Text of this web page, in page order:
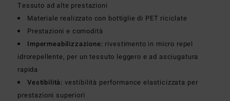
Tessuto ad alte prestazioni
Materiale realizzato con bottiglie di PET riciclate
Prestazioni e comodità
Impermeabilizzazione: rivestimento in micro repel
idrorepellente, per un tessuto leggero e ad asciugatura
rapida
Vestibilità: vestibilità performance elasticizzata per
prestazioni superiori